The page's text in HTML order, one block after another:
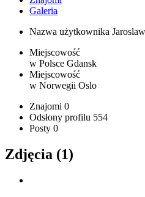
Galeria
Nazwa użytkownika
Miejscowość
w Polsce Gdansk
Miejscowość
w Norwegii Oslo
Znajomi 0
Odsłony profilu 554
Posty 0
Zdjęcia (1)